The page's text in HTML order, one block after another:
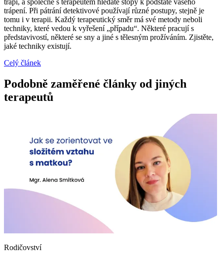
trápí, a společně s terapeutem hledáte stopy k podstatě vašeho
trápení. Při pátrání detektivové používají různé postupy, stejně je
tomu i v terapii. Každý terapeutický směr má své metody neboli
techniky, které vedou k vyřešení „případu“. Některé pracují s
představivostí, některé se sny a jiné s tělesným prožíváním. Zjistěte,
jaké techniky existují.
Celý článek
Podobně zaměřené články od jiných
terapeutů
Rodičovství